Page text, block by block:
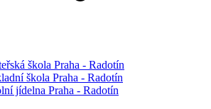
škola Praha - Radotín
škola Praha - Radotín
jídelna Praha - Radotín